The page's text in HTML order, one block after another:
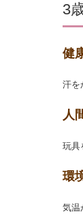
3
健
汗を
人
玩具
環
気温